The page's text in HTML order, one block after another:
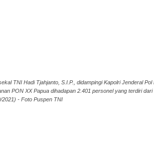
TNI Hadi Tjahjanto, S.I.P., didampingi Kapolri Jenderal
PON XX Papua dihadapan 2.401 personel yang terdiri
2021) - Foto Puspen TNI